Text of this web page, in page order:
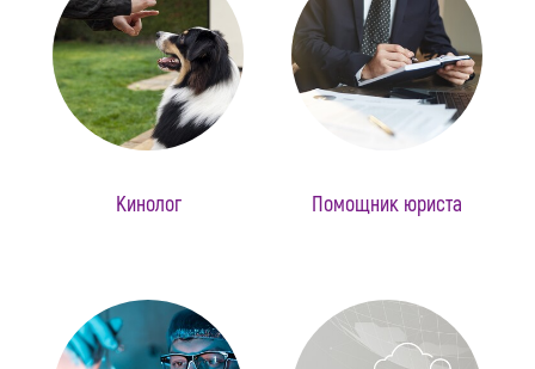
Кинолог Помощник юриста